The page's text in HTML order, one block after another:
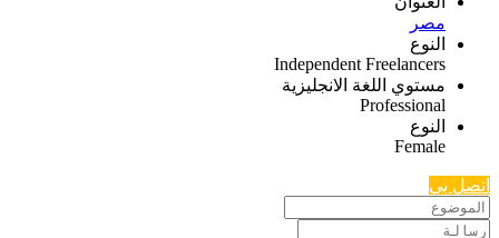
مصر
النوع
Independent Freelancers
مستوي اللغة الانجليزية
Professional
النوع
Female
اتصل بي